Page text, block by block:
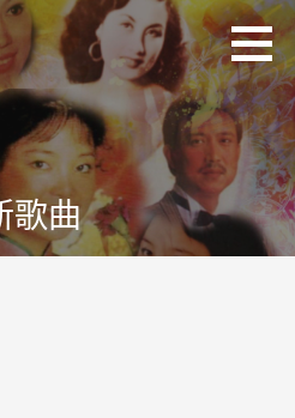
歌曲